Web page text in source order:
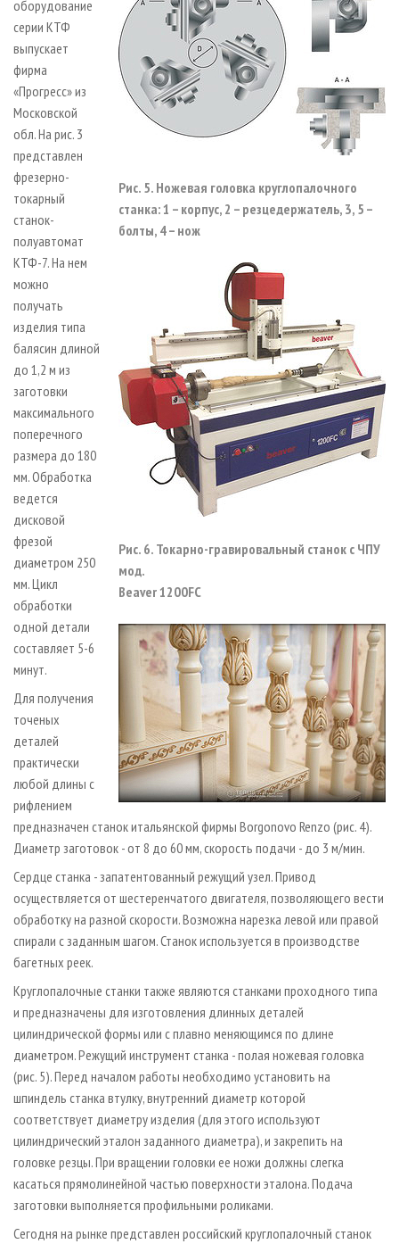
Рис. 5. Ножевая головка круглопалочного
станка: 1 – корпус, 2 – резцедержатель, 3, 5 –
болты, 4 – нож
Рис. 6. Токарно-гравировальный станок с ЧПУ
мод.
Beaver 1200FC
оборудование
серии КТФ
выпускает
фирма
«Прогресс» из
Московской
обл. На рис. 3
представлен
фрезерно-
токарный
станок-
полуавтомат
КТФ-7. На нем
можно
получать
изделия типа
балясин длиной
до 1,2 м из
заготовки
максимального
поперечного
размера до 180
мм. Обработка
ведется
дисковой
фрезой
диаметром 250
мм. Цикл
обработки
одной детали
составляет 5-6
минут.
Для получения
точеных
деталей
практически
любой длины с
рифлением
предназначен станок итальянской фирмы Borgonovo Renzo (рис. 4).
Диаметр заготовок - от 8 до 60 мм, скорость подачи - до 3 м/мин.
Сердце станка - запатентованный режущий узел. Привод
осуществляется от шестеренчатого двигателя, позволяющего вести
обработку на разной скорости. Возможна нарезка левой или правой
спирали с заданным шагом. Станок используется в производстве
багетных реек.
Круглопалочные станки также являются станками проходного типа
и предназначены для изготовления длинных деталей
цилиндрической формы или с плавно меняющимся по длине
диаметром. Режущий инструмент станка - полая ножевая головка
(рис. 5). Перед началом работы необходимо установить на
шпиндель станка втулку, внутренний диаметр которой
соответствует диаметру изделия (для этого используют
цилиндрический эталон заданного диаметра), и закрепить на
головке резцы. При вращении головки ее ножи должны слегка
касаться прямолинейной частью поверхности эталона. Подача
заготовки выполняется профильными роликами.
Сегодня на рынке представлен российский круглопалочный станок